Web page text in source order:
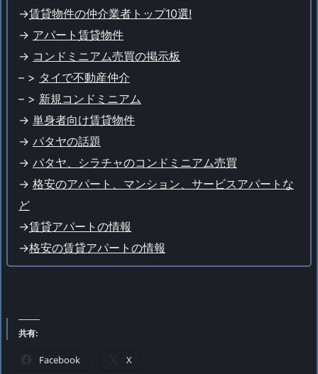
->賃貸物件の仲介業者トップ10選!
-> アパート賃貸物件
-> コンドミニアム売買の掲示板
– > タイで不動産仲介
– > 新規コンドミニアム
-> 単身者向け賃貸物件
-> パタヤの話題
-> パタヤ、シラチャのコンドミニアム売買
-> 格安のアパート、マンション、サービスアパートな
ど
->賃貸アパートの情報
->格安の賃貸アパートの情報
共有:
Facebook X